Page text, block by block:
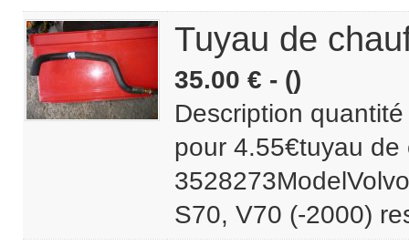
Tuyau de
35.00 € - ()
Description
pour 4.55€tuyau
S70, V70 (-2000)